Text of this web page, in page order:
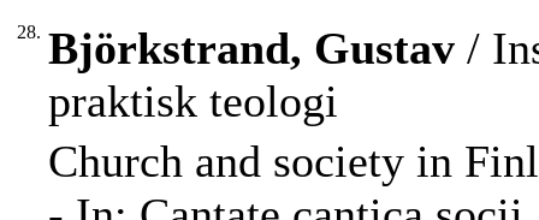
28. Björkstrand, Gustav /
praktisk teologi
Church and society in